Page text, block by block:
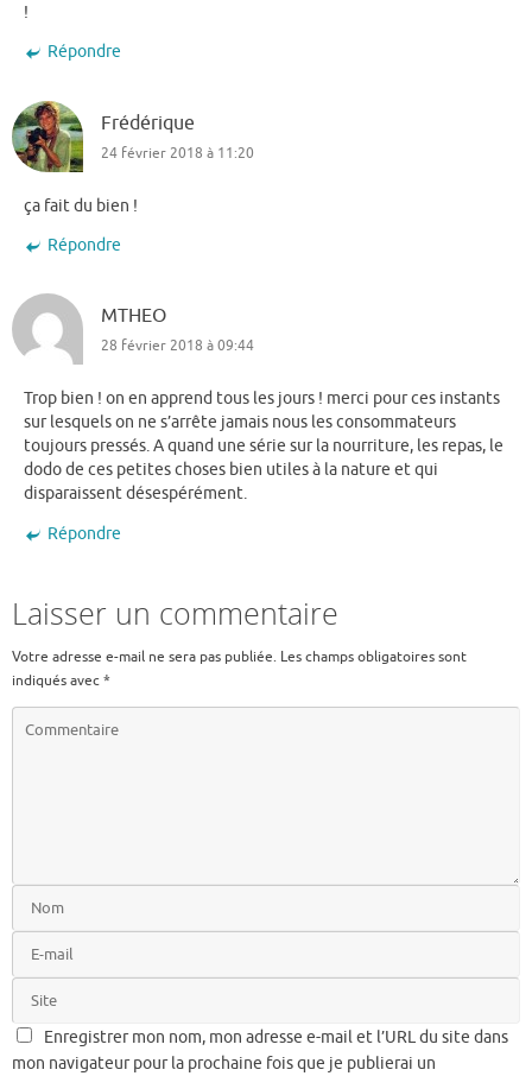
!
Répondre
Frédérique
24 février 2018 à 11:20
ça fait du bien !
Répondre
MTHEO
28 février 2018 à 09:44
Trop bien ! on en apprend tous les jours ! merci pour ces instants
sur lesquels on ne s’arrête jamais nous les consommateurs
toujours pressés. A quand une série sur la nourriture, les repas, le
dodo de ces petites choses bien utiles à la nature et qui
disparaissent désespérément.
Répondre
Laisser un commentaire
Votre adresse e-mail ne sera pas publiée. Les champs obligatoires sont
indiqués avec*
Enregistrer mon nom, mon adresse e-mail et l’URL du site dans
mon navigateur pour la prochaine fois que je publierai un